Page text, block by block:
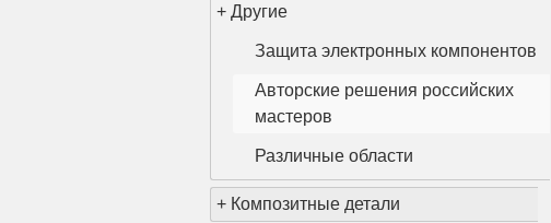
+ Другие
Защита электронных компонентов
Авторские решения российских
мастеров
Различные области
+ Композитные детали